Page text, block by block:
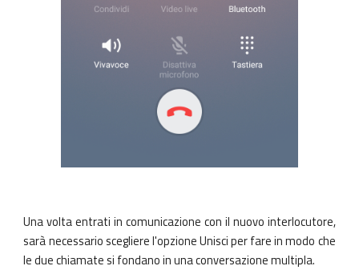
Una volta entrati in comunicazione con il nuovo interlocutore,
sarà necessario scegliere l'opzioneUnisciper fare in modo che
le due chiamate si fondano in una conversazione multipla.